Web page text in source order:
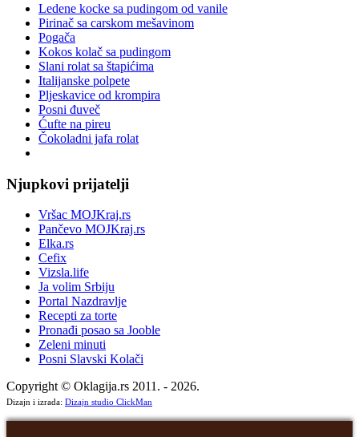
Ledene kocke sa pudingom od vanile
Pirinač sa carskom mešavinom
Pogača
Kokos kolač sa pudingom
Slani rolat sa štapićima
Italijanske polpete
Pljeskavice od krompira
Posni đuveč
Ćufte na pireu
Čokoladni jafa rolat
Njupkovi prijatelji
Vršac MOJKraj.rs
Pančevo MOJKraj.rs
Elka.rs
Cefix
Vizsla.life
Ja volim Srbiju
Portal Nazdravlje
Recepti za torte
Pronađi posao sa Jooble
Zeleni minuti
Posni Slavski Kolači
Copyright © Oklagija.rs 2011. - 2026.
Dizajn i izrada: Dizajn studio ClickMan